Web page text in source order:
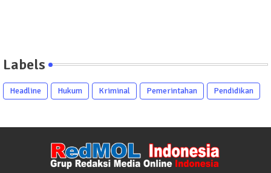
Labels
Headline Hukum Kriminal Pemerintahan Pendidikan